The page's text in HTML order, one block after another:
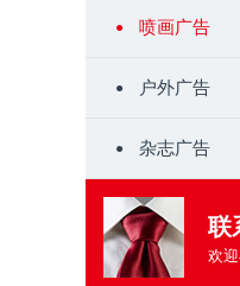
喷画广告
户外广告
杂志广告
联
欢